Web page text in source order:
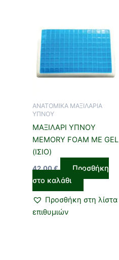
ΑΝΑΤΟΜΙΚΑ ΜΑΞΙΛΑΡΙΑ
ΥΠΝΟΥ
ΜΑΞΙΛΑΡΙ ΥΠΝΟΥ
MEMORY FOAM ΜΕ GEL
(ΙΣΙΟ)
42,00€
Προσθήκη
στο καλάθι
Προσθήκη στη λίστα
επιθυμιών